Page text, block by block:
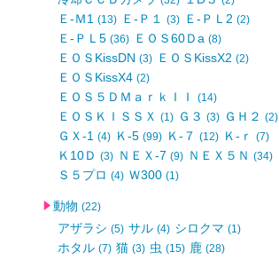
Ｅ-Ｍ1 (13) Ｅ-Ｐ１ (3) Ｅ-ＰＬ2 (2)
Ｅ-ＰＬ5 (36) ＥＯＳ60Ｄa (8)
ＥＯＳKissDN (3) ＥＯＳKissX2 (2)
ＥＯＳKissX4 (2)
ＥＯＳ５ＤＭａｒｋＩＩ (14)
ＥＯＳＫＩＳＳＸ (1) Ｇ３ (3) ＧＨ２ (2)
ＧＸ-1 (4) Ｋ-5 (99) Ｋ-７ (12) Ｋ-ｒ (7)
Ｋ10Ｄ (3) ＮＥＸ-7 (9) ＮＥＸ５Ｎ (34)
Ｓ５プロ (4) Ｗ300 (1)
動物 (22)
アザラシ (5) サル (4) シロクマ (1)
ホタル (7) 猫 (3) 虫 (15) 鹿 (28)